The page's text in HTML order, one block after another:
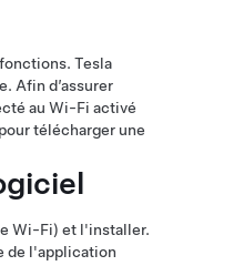
Tesla
Afin d’assurer
au Wi-Fi activé
télécharger une
Wi-Fi) et l'installer.
de l'application